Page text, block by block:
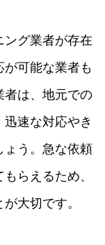
ング業者が存在
可能な業者も
者は、地元での
速な対応やき
ょう。急な依頼
らえるため、
大切です。